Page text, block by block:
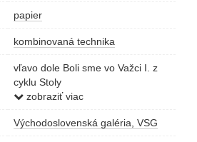
papier
kombinovaná technika
vľavo dole Boli sme vo Važci I. z
cyklu Stoly
v strede 19/20
zobraziť viac
Východoslovenská galéria, VSG